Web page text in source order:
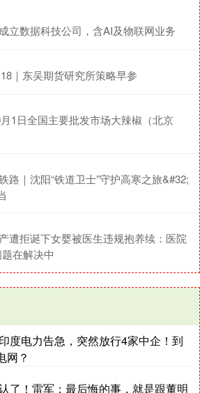
立数据科技公司，含AI及物联网业务
｜东吴期货研究所策略早参
1日全国主要批发市场大辣椒（北京
路｜沈阳“铁道卫士”守护高寒之旅&#32;
遭拒诞下女婴被医生违规抱养续：医院
在解决中
度电力告急，突然放行4家中企！到
网？
了！雷军：最后悔的事，就是跟董明